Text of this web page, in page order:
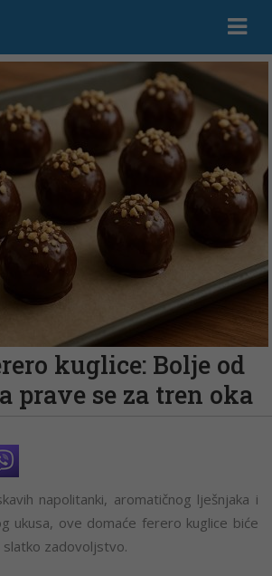
kuglice: Bolje od
prave se za tren oka
napolitanki, aromatičnog lješnjaka i
ukusa, ove domaće ferero kuglice biće
zadovoljstvo.